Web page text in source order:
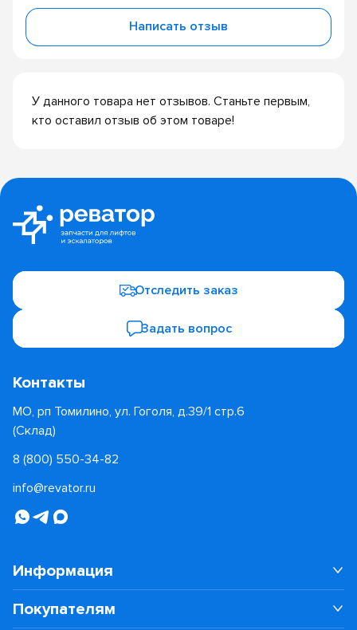
У данного товара нет отзывов. Станьте первым,
кто оставил отзыв об этом товаре!
Написать отзыв
Отследить заказ
Задать вопрос
Контакты
МО, рп Томилино, ул. Гоголя, д.39/1 стр.6
(Склад)
8 (800) 550-34-82
info@revator.ru
Информация
Покупателям